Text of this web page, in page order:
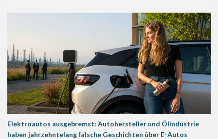
Elektroautos ausgebremst: Autohersteller und Ölindustrie
haben jahrzehntelang falsche Geschichten über E-Autos